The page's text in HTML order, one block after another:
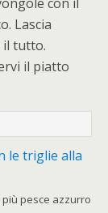
Lascia
il tutto.
il piatto
le triglie alla
pesce azzurro